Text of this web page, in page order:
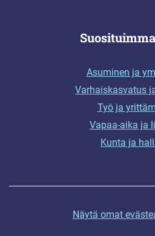
Asuminen ja
Varhaiskasvatus
Työ ja
Vapaa-aika ja
Kunta ja
Näytä omat